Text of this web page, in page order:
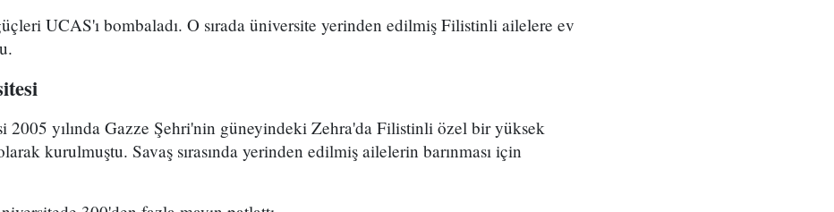
UCAS'ı bombaladı. O sırada üniversite yerinden edilmiş Filistinli ailelere ev
2005 yılında Gazze Şehri'nin güneyindeki Zehra'da Filistinli özel bir yüksek
kurulmuştu. Savaş sırasında yerinden edilmiş ailelerin barınması için